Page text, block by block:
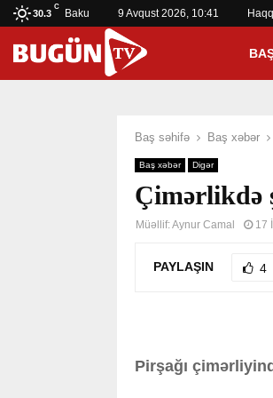
30.3
C
Baku 9 Avqust 2026, 10:41
Baş səhifə Baş xəbər
Baş xəbər Digər
Çimərlikdə
Müəllif:Aynur Camal 17
PAYLAŞIN 4
Pirşağı